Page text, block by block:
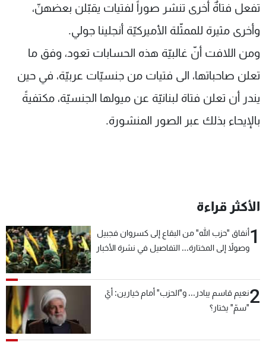
تفعل فتاةٌ أخرى تنشر صوراً لفتيات يقبّلن بعضهنّ،
وأخرى مثيرة للممثّلة الأميركيّة أنجلينا جولي.
ومن اللافت أنّ غالبيّة هذه الحسابات تعود، وفق ما
تعلن صاحباتها، الى فتيات من جنسيّات عربيّة، في حين
يندر أن تعلن فتاة لبنانيّة عن ميولها الجنسيّة، مكتفيةً
بالإيحاء بذلك عبر الصور المنشورة.
الأكثر قراءة
1أنفاق "حزب الله" من البقاع إلى كسروان فجبيل
وصولاً إلى المختارة... التفاصيل في نشرة الأخبار
2نعيم قاسم يبادر... و"الحزب" أمام خيارين: أيّ
"سمّ" يختار؟